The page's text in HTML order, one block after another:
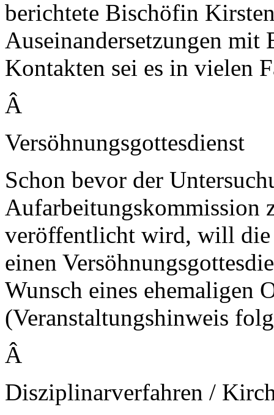
berichtete Bischöfin
Auseinandersetzungen mit
Kontakten sei es in vielen
Â
Versöhnungsgottesdienst
Schon bevor der
Aufarbeitungskommission
veröffentlicht wird, will
einen
Wunsch eines ehemaligen
(Veranstaltungshinweis
Â
Disziplinarverfahren /